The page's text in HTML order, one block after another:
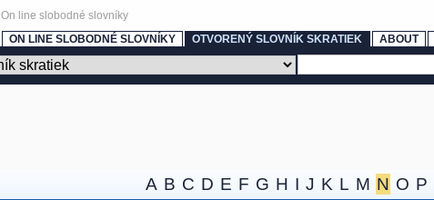
On line slobodné slovníky
ON LINE SLOBODNÉ SLOVNÍKY
OTVORENÝ SLOVNÍK SKRATIEK ABOUT
A B C D E F G H I J K L M N O P